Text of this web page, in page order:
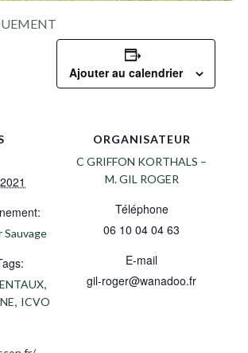
Ajouter au calendrier
Sauvage
,
, ICVO
ORGANISATEUR
C GRIFFON KORTHALS –
M. GIL ROGER
Téléphone
06 10 04 04 63
E-mail
gil-roger@wanadoo.fr